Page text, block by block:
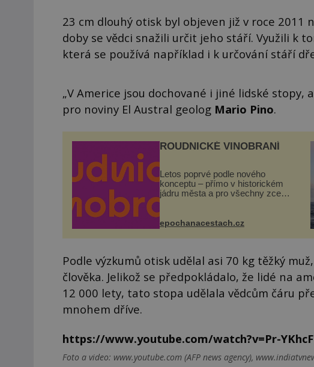
23 cm dlouhý otisk byl objeven již v roce 2011
doby se vědci snažili určit jeho stáří. Využili k
která se používá například i k určování stáří
„V Americe jsou dochované i jiné lidské
pro noviny El Austral geolog Mario Pino.
ROUDNICKÉ VINOBRANÍ
Letos poprvé podle nového
konceptu – přímo v historickém
jádru města a pro všechny zcela
náměstí. Návštěvníci se mohou
epochanacestach.cz
Podle výzkumů otisk udělal asi 70 kg těžký
člověka. Jelikož se předpokládalo, že lidé na
12 000 lety, tato stopa udělala vědcům čáru
mnohem dříve.
https://www.youtube.com/watch?v=Pr-
Foto a video: www.youtube.com (AFP news agency),